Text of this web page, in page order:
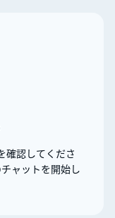
確認してくださ
ャットを開始し